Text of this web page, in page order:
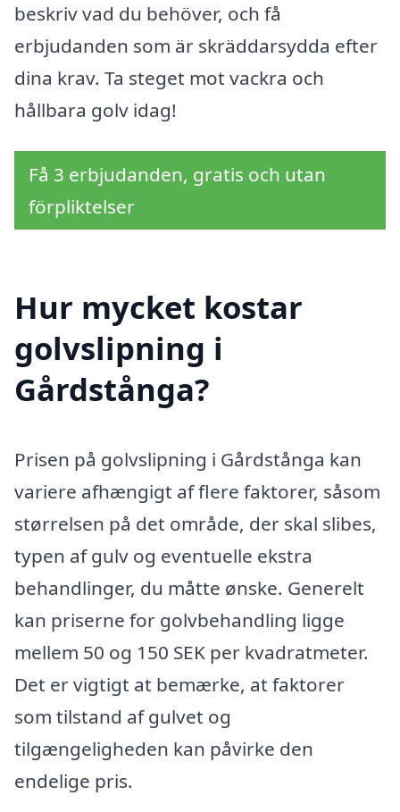
beskriv vad du behöver, och få
erbjudanden som är skräddarsydda efter
dina krav. Ta steget mot vackra och
hållbara golv idag!
Få 3 erbjudanden, gratis och utan
förpliktelser
Hur mycket kostar
golvslipning i
Gårdstånga?
Prisen på golvslipning i Gårdstånga kan
variere afhængigt af flere faktorer, såsom
størrelsen på det område, der skal slibes,
typen af gulv og eventuelle ekstra
behandlinger, du måtte ønske. Generelt
kan priserne for golvbehandling ligge
mellem 50 og 150 SEK per kvadratmeter.
Det er vigtigt at bemærke, at faktorer
som tilstand af gulvet og
tilgængeligheden kan påvirke den
endelige pris.